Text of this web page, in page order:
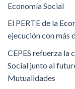
Economía Social
El PERTE de la
ejecución con más
CEPES refuerza la
Social junto al
Mutualidades